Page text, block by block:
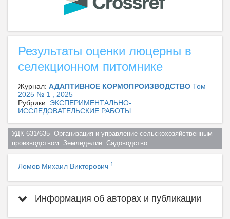
Результаты оценки люцерны в
селекционном питомнике
Журнал: АДАПТИВНОЕ КОРМОПРОИЗВОДСТВО Том
2025 № 1 , 2025
Рубрики: ЭКСПЕРИМЕНТАЛЬНО-
ИССЛЕДОВАТЕЛЬСКИЕ РАБОТЫ
УДК 631/635  Организация и управление сельскохозяйственным
производством. Земледелие. Садоводство
Ломов Михаил Викторович 1
Информация об авторах и публикации